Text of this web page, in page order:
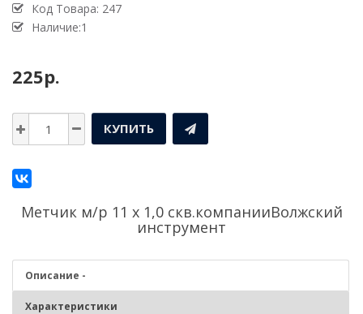
Код Товара: 247
Наличие:1
225р.
КУПИТЬ
Метчик м/р 11 х 1,0 скв.компанииВолжский
инструмент
Описание -
Характеристики